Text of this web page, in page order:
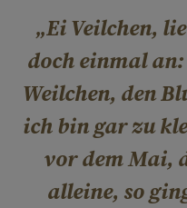
Ei Veilchen,
doch einmal
Weilchen, den
ich bin gar zu
vor dem Mai,
alleine, so